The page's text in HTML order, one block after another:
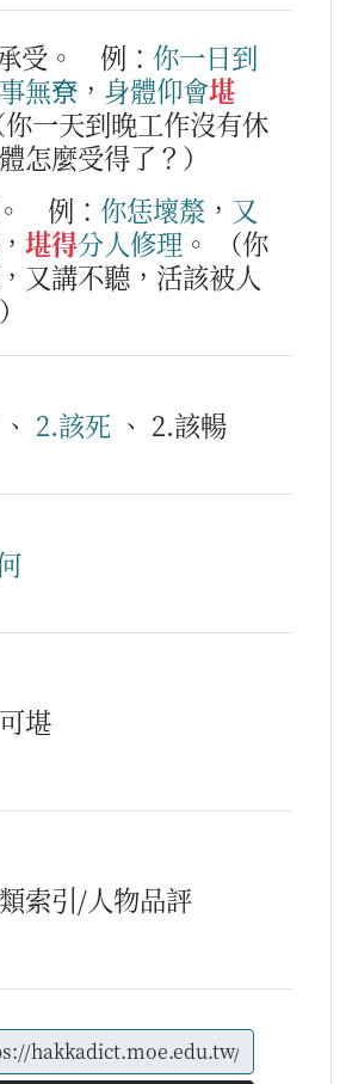
受。 例： 你一日到
無尞 ， 身體仰會堪
你一天到晚工作沒有休
怎麼受得了？）
例： 你恁壞漦 ， 又
， 堪得分人修理 。
（你
又講不聽，活該被人
2.該死 、 2.該暢
堪
索引/人物品評